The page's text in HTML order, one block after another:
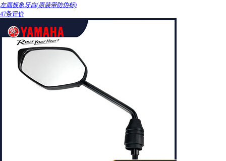
左面板象牙白(原装带防伪标)
47条评价